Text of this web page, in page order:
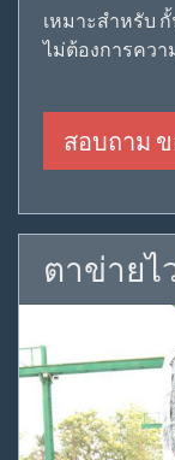
เหมาะสำหรับ
ไม่ต้องการควา
สอบถาม
ตาข่ายไ